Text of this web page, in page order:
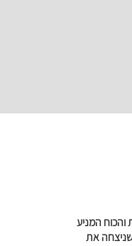
המניע
את